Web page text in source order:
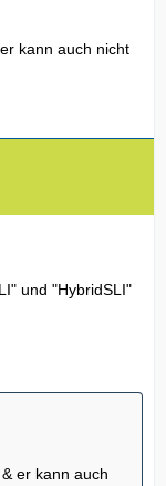
kann auch nicht
und "HybridSLI"
er kann auch